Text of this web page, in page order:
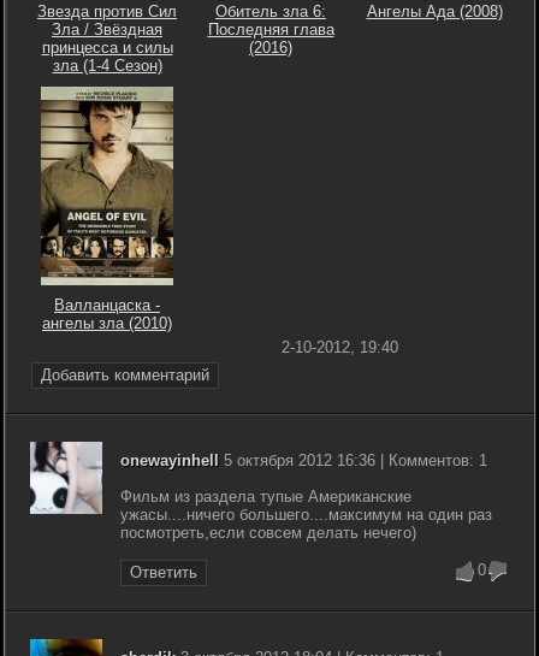
Звезда против Сил
Зла / Звёздная
принцесса и силы
зла (1-4 Сезон)
Обитель зла 6:
Последняя глава
(2016)
Ангелы Ада (2008)
Валланцаска -
ангелы зла (2010)
Добавить комментарий
2-10-2012, 19:40
onewayinhell 5 октября 2012 16:36 | Комментов: 1
Фильм из раздела тупые Американские
ужасы....ничего большего....максимум на один раз
посмотреть,если совсем делать нечего)
Ответить 0